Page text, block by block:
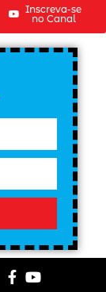
Inscreva-se
no Canal